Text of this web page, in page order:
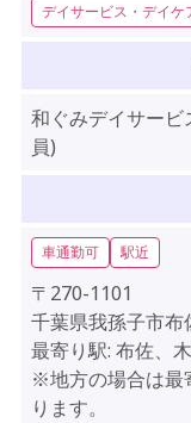
デイサービス・デイケ
和ぐみデイサー
員)
車通勤可 駅近
〒270-1101
千葉県我孫子市布
最寄り駅: 布佐、
※地方の場合は最
ります。